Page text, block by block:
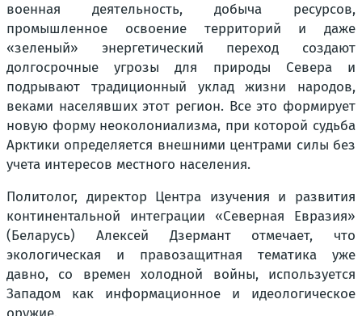
военная деятельность, добыча ресурсов,
промышленное освоение территорий и даже
«зеленый» энергетический переход создают
долгосрочные угрозы для природы Севера и
подрывают традиционный уклад жизни народов,
веками населявших этот регион. Все это формирует
новую форму неоколониализма, при которой судьба
Арктики определяется внешними центрами силы без
учета интересов местного населения.
Политолог, директор Центра изучения и развития
континентальной интеграции «Северная Евразия»
(Беларусь) Алексей Дзермант отмечает, что
экологическая и правозащитная тематика уже
давно, со времен холодной войны, используется
Западом как информационное и идеологическое